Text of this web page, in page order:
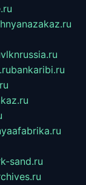
vlknrussia.ru
bankaribi.ru
sand.ru